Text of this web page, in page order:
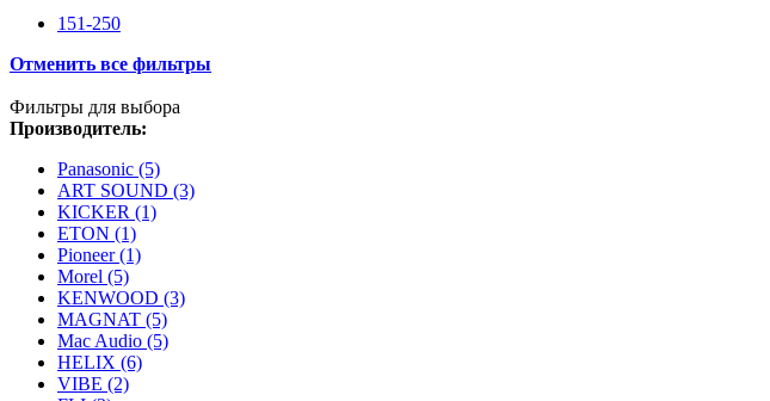
151-250
Отменить все фильтры
Фильтры для выбора
Производитель:
Panasonic (5)
ART SOUND (3)
KICKER (1)
ETON (1)
Pioneer (1)
Morel (5)
KENWOOD (3)
MAGNAT (5)
Mac Audio (5)
HELIX (6)
VIBE (2)